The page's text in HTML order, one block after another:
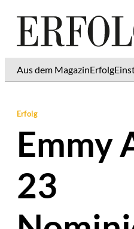
Aus dem MagazinErfolg
Erfolg
Emmy
23